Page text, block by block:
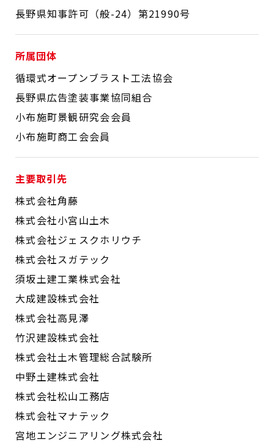
長野県知事許可（般-24）第21990号
所属団体
循環式オープンブラスト工法協会
長野県広告塗装事業協同組合
小布施町景観研究会会員
小布施町商工会会員
主要取引先
株式会社角藤
株式会社小宮山土木
株式会社ジェスクホリウチ
株式会社スガテック
須坂土建工業株式会社
大成建設株式会社
株式会社高見澤
竹沢建設株式会社
株式会社土木管理総合試験所
中野土建株式会社
株式会社松山工務店
株式会社マナテック
宮地エンジニアリング株式会社